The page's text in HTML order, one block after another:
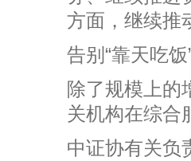
方面，继续推
告别“靠天吃饭
除了规模上的
关机构在综合
中证协有关负